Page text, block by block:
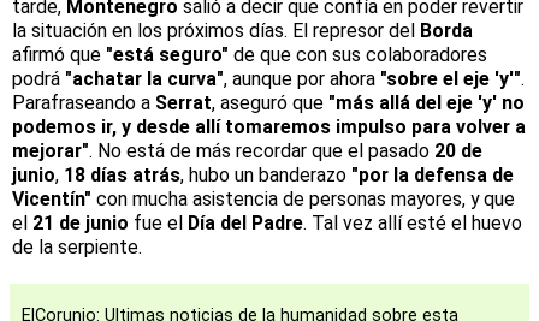
tarde, Montenegro salió a decir que confía en poder revertir
la situación en los próximos días. El represor del Borda
afirmó que "está seguro" de que con sus colaboradores
podrá "achatar la curva", aunque por ahora "sobre el eje 'y'".
Parafraseando a Serrat, aseguró que "más allá del eje 'y' no
podemos ir, y desde allí tomaremos impulso para volver a
mejorar". No está de más recordar que el pasado 20 de
junio, 18 días atrás, hubo un banderazo "por la defensa de
Vicentín" con mucha asistencia de personas mayores, y que
el 21 de junio fue el Día del Padre. Tal vez allí esté el huevo
de la serpiente.
ElCorunio: Ultimas noticias de la humanidad sobre esta